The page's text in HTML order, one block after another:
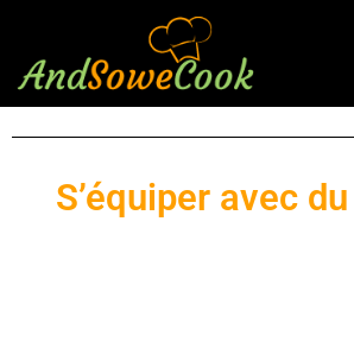
S’équiper avec